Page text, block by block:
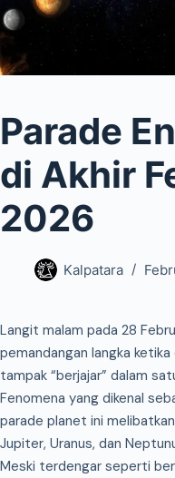
Parade
di Akhir
2026
Kalpatara
Langit malam pada 28
pemandangan langka
tampak “berjajar” dalam
Fenomena yang dikenal
parade planet ini
Jupiter, Uranus, dan
Meski terdengar seperti